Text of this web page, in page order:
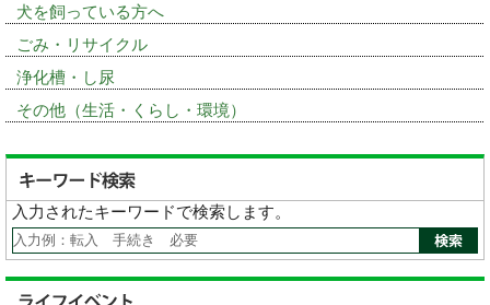
犬を飼っている方へ
ごみ・リサイクル
浄化槽・し尿
その他（生活・くらし・環境）
入力されたキーワードで検索します。